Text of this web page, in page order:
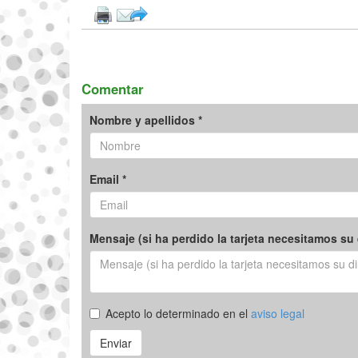
Comentar
Nombre y apellidos *
Email *
Mensaje (si ha perdido la tarjeta necesitamos
Acepto lo determinado en el aviso legal
Enviar